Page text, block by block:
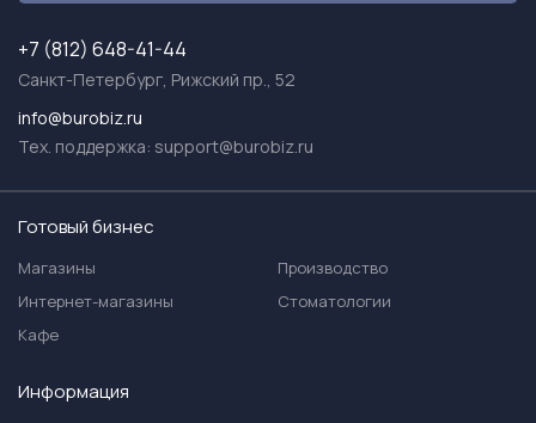
+7 (812) 648-41-44
Санкт-Петербург, Рижский пр., 52
info@burobiz.ru
Тех. поддержка: support@burobiz.ru
Готовый бизнес
Магазины
Интернет-магазины
Кафе
Производство
Стоматологии
Информация